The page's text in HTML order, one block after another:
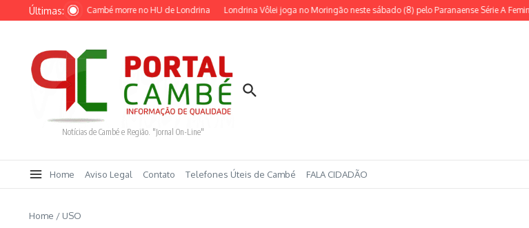
Ir para o conteúdo
Últimas:
ferido em Cambé morre no HU de Londrina Londrina Vôlei joga no Moringão neste sábado (8) pelo Paranaense Série A Feminino
Notícias de Cambé e Região. "Jornal On-Line"
Home Aviso Legal Contato Telefones Úteis de Cambé FALA CIDADÃO
Home / USO